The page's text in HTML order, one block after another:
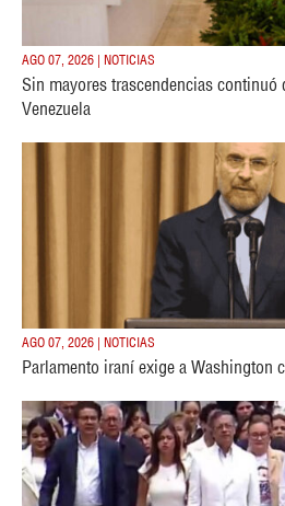
AGO 07, 2026 | NOTICIAS
Sin mayores trascendencias
Venezuela
AGO 07, 2026 | NOTICIAS
Parlamento iraní exige a Washington